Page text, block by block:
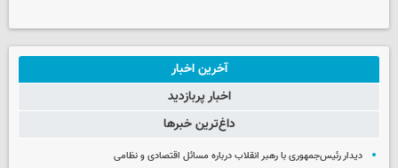
آخرین اخبار
اخبار پربازدید
داغ‌ترین خبرها
دیدار رئیس‌جمهوری با رهبر انقلاب درباره مسائل اقتصادی و نظامی